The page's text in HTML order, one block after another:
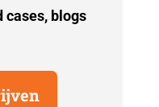
cases, blogs